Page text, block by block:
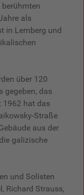
als
in Lemberg und
über 120
gegeben, das
1962 hat das
Straße
aus der
galizische
und Solisten
Richard Strauss,